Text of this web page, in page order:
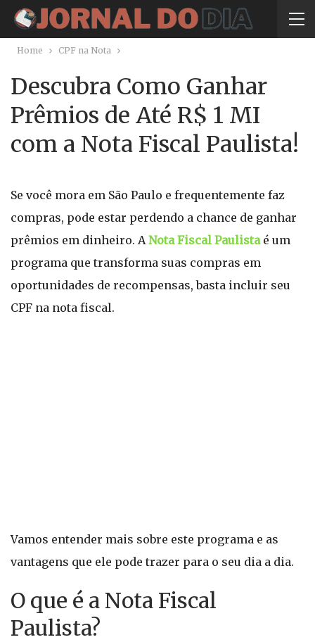
Home CPF na Nota
Descubra Como Ganhar
Prêmios de Até R$ 1 MI
com a Nota Fiscal Paulista!
Se você mora em São Paulo e frequentemente faz
compras, pode estar perdendo a chance de ganhar
prêmios em dinheiro. ANota Fiscal Paulistaé um
programa que transforma suas compras em
oportunidades de recompensas, basta incluir seu
CPF na nota fiscal.
Vamos entender mais sobre este programa e as
vantagens que ele pode trazer para o seu dia a dia.
O que é a Nota Fiscal
Paulista?